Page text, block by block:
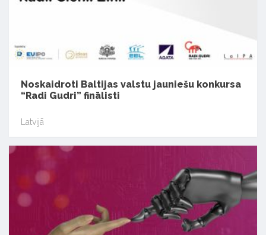
Noskaidroti Baltijas valstu jauniešu konkursa
“Radi Gudri” finālisti
Latvijā